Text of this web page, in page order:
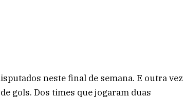
neste final de semana. E outra vez
gols. Dos times que jogaram duas